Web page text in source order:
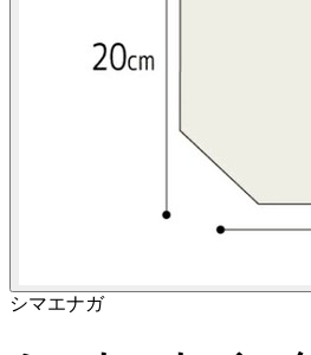
シマエナガ